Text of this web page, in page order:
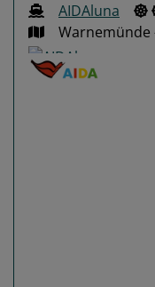
AIDAluna
Warnemünde